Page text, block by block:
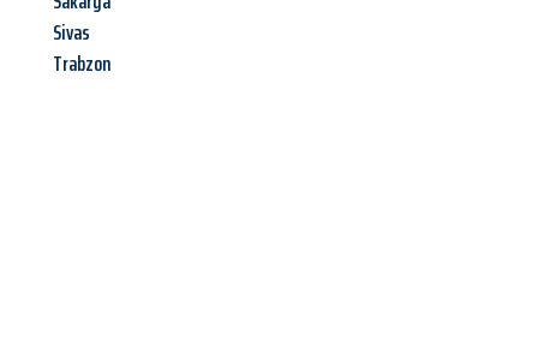
Sivas
Trabzon